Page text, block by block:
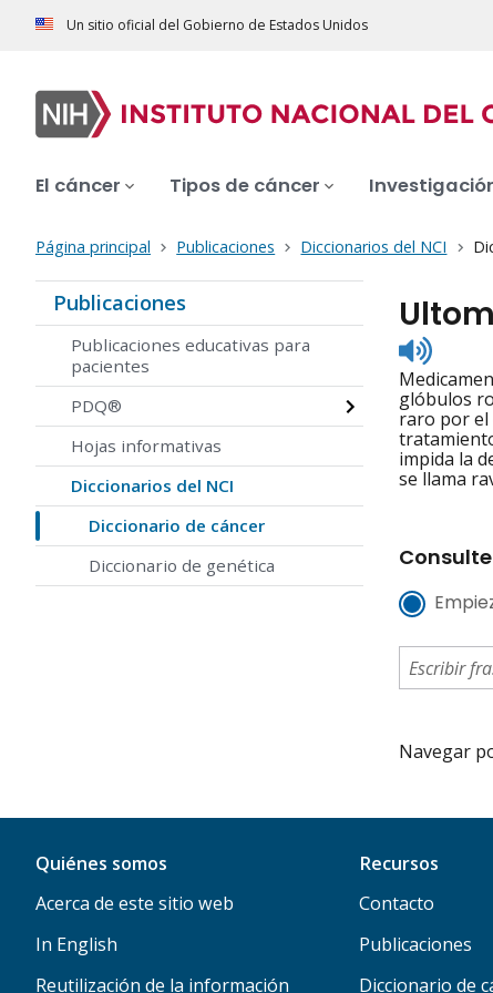
Un sitio oficial del Gobierno de Estados Unidos
El cáncer Tipos de cáncer
Página principal Publicaciones Diccionarios del NCI
Publicaciones
Publicaciones educativas para
pacientes
PDQ®
Hojas informativas
Diccionarios del NCI
Diccionario de cáncer
Diccionario de genética
Listen
to
glóbulos
raro por el
impida la
se llama
Navegar
Quiénes somos
Acerca de este sitio web
In English
Reutilización de la información
Recursos
Contacto
Publicaciones
Diccionario de